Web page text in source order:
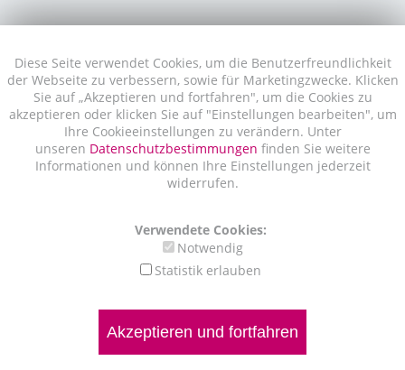
Diese Seite verwendet Cookies, um die Benutzerfreundlichkeit
der Webseite zu verbessern, sowie für Marketingzwecke. Klicken
Sie auf „Akzeptieren und fortfahren", um die Cookies zu
akzeptieren oder klicken Sie auf "Einstellungen bearbeiten", um
Ihre Cookieeinstellungen zu verändern. Unter
unseren Datenschutzbestimmungen finden Sie weitere
Informationen und können Ihre Einstellungen jederzeit
widerrufen.
Verwendete Cookies:
Notwendig
Statistik erlauben
Akzeptieren und fortfahren